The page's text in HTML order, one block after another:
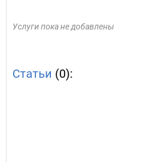
Услуги пока не добавлены
Статьи (0):